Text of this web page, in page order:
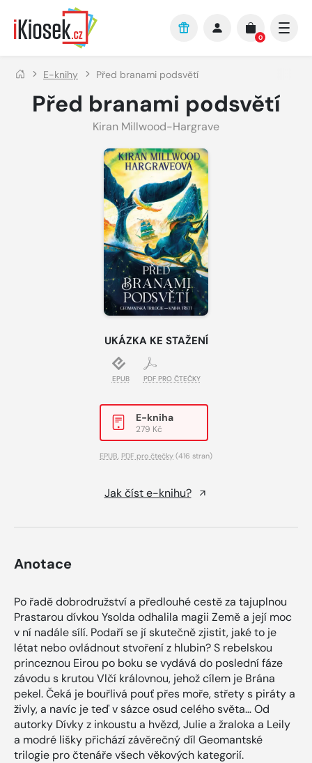
Přejít na hlavní obsah
0
E-knihy Před branami podsvětí
Před branami podsvětí
Kiran Millwood-Hargrave
UKÁZKA KE STAŽENÍ
EPUB PDF PRO ČTEČKY
E-kniha
279 Kč
EPUB, PDF pro čtečky (416 stran)
Jak číst e-knihu?
Anotace
Po řadě dobrodružství a předlouhé cestě za tajuplnou
Prastarou dívkou Ysolda odhalila magii Země a její moc
v ní nadále sílí. Podaří se jí skutečně zjistit, jaké to je
létat nebo ovládnout stvoření z hlubin? S rebelskou
princeznou Eirou po boku se vydává do poslední fáze
závodu s krutou Vlčí královnou, jehož cílem je Brána
pekel. Čeká je bouřlivá pouť přes moře, střety s piráty a
živly, a navíc je teď v sázce osud celého světa… Od
autorky Dívky z inkoustu a hvězd, Julie a žraloka a Leily
a modré lišky přichází závěrečný díl Geomantské
trilogie pro čtenáře všech věkových kategorií.